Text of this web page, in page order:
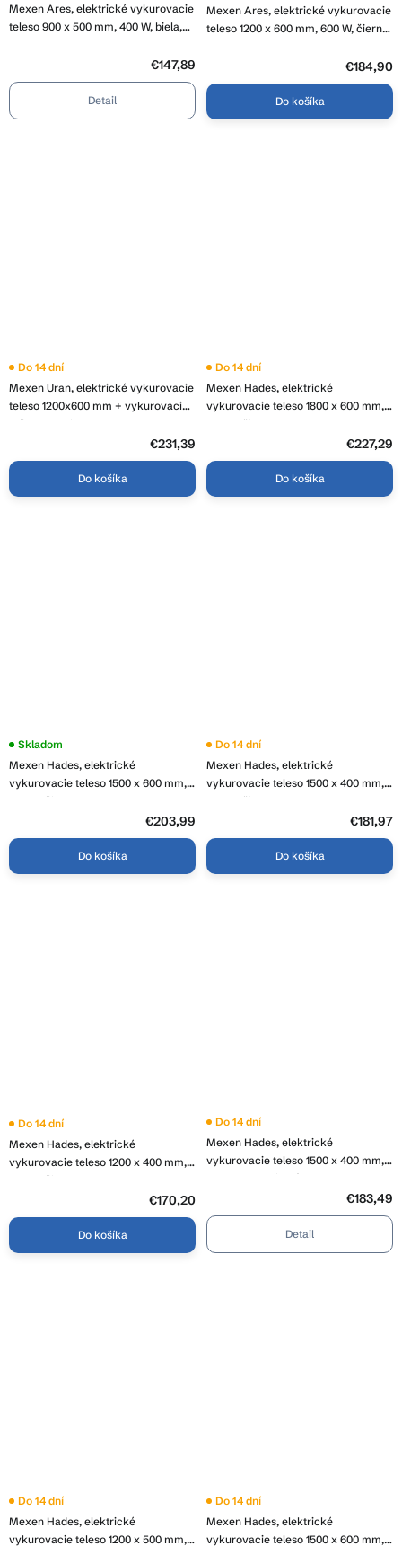
Mexen Ares, elektrické vykurovacie
teleso 900 x 500 mm, 400 W, biela,
€147,89
Detail
Mexen Ares, elektrické vykurovacie
teleso 1200 x 600 mm, 600 W, čierna,
€184,90
Do košíka
Mexen Uran, elektrické vykurovacie
teleso 1200x600 mm + vykurovacia
tyč 600 W, biela, W105-1200-600-
Do 14 dní
€231,39
Do košíka
Mexen Hades, elektrické
vykurovacie teleso 1800 x 600 mm,
900 W, čierna, W104-1800-600-
Do 14 dní
€227,29
Do košíka
Mexen Hades, elektrické
vykurovacie teleso 1500 x 600 mm,
900 W, čierna, W104-1500-600-
Skladom
€203,99
Do košíka
Mexen Hades, elektrické
vykurovacie teleso 1500 x 400 mm,
600 W, čierna, W104-1500-400-
Do 14 dní
€181,97
Do košíka
Mexen Hades, elektrické
vykurovacie teleso 1200 x 400 mm,
600 W, čierna, W104-1200-400-
Do 14 dní
€170,20
Do košíka
Mexen Hades, elektrické
vykurovacie teleso 1500 x 400 mm,
600 W, antracitová, W104-1500-400-
Do 14 dní
€183,49
Detail
Mexen Hades, elektrické
vykurovacie teleso 1200 x 500 mm,
Do 14 dní
Mexen Hades, elektrické
vykurovacie teleso 1500 x 600 mm,
Do 14 dní